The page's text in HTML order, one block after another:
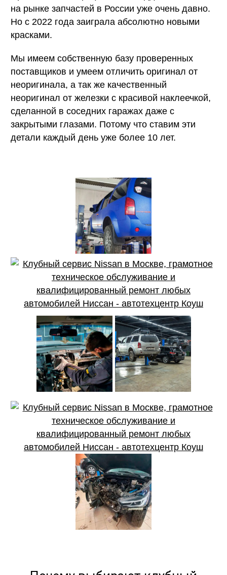
на рынке запчастей в России уже очень давно.
Но с 2022 года заиграла абсолютно новыми
красками.
Мы имеем собственную базу проверенных
поставщиков и умеем отличить оригинал от
неоригинала, а так же качественный
неоригинал от железки с красивой наклеечкой,
сделанной в соседних гаражах даже с
закрытыми глазами. Потому что ставим эти
детали каждый день уже более 10 лет.